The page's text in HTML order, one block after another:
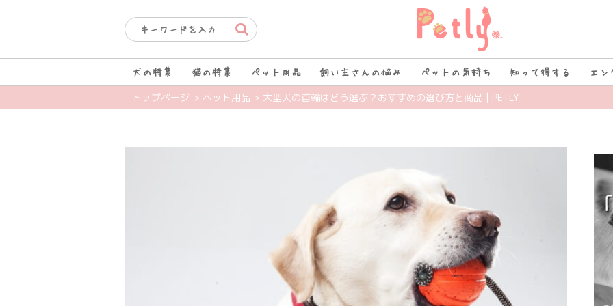
犬の特集 猫の特集 ペット用品 飼い主さんの悩み ペットの気持ち 知って得する エン
トップページ > ペット用品 > 大型犬の首輪はどう選ぶ？おすすめの選び方と商品 | PETLY